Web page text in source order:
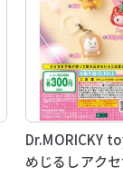
Dr.MORICKY
めじるしアク